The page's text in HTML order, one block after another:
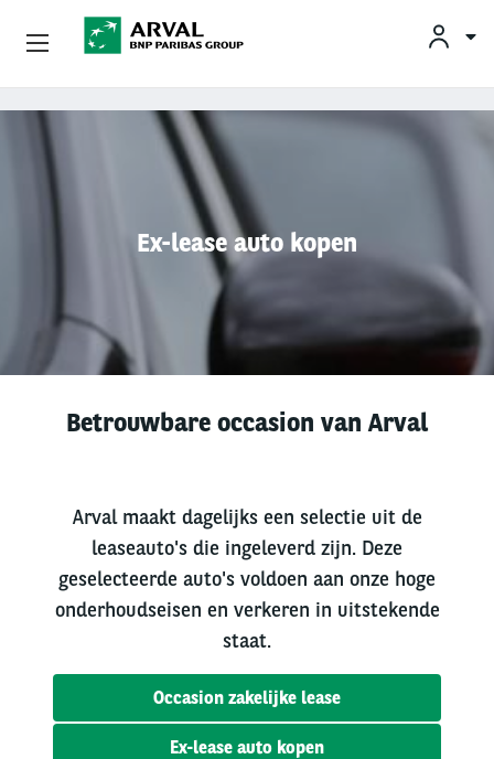
Overslaan en naar de inhoud gaan
Ex-lease auto kopen
Betrouwbare occasion van Arval
Arval maakt dagelijks een selectie uit de
leaseauto's die ingeleverd zijn. Deze
geselecteerde auto's voldoen aan onze hoge
onderhoudseisen en verkeren in uitstekende
staat.
Occasion zakelijke lease
Ex-lease auto kopen
Zakelijk Leasen
Klantenservice